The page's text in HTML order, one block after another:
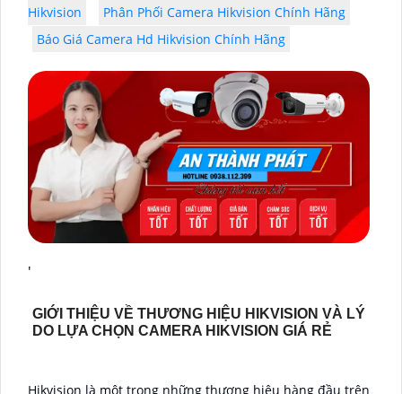
Hikvision
Phân Phối Camera Hikvision Chính Hãng
Báo Giá Camera Hd Hikvision Chính Hãng
'
GIỚI THIỆU VỀ THƯƠNG HIỆU HIKVISION VÀ LÝ
DO LỰA CHỌN CAMERA HIKVISION GIÁ RẺ
Hikvision là một trong những thương hiệu hàng đầu trên